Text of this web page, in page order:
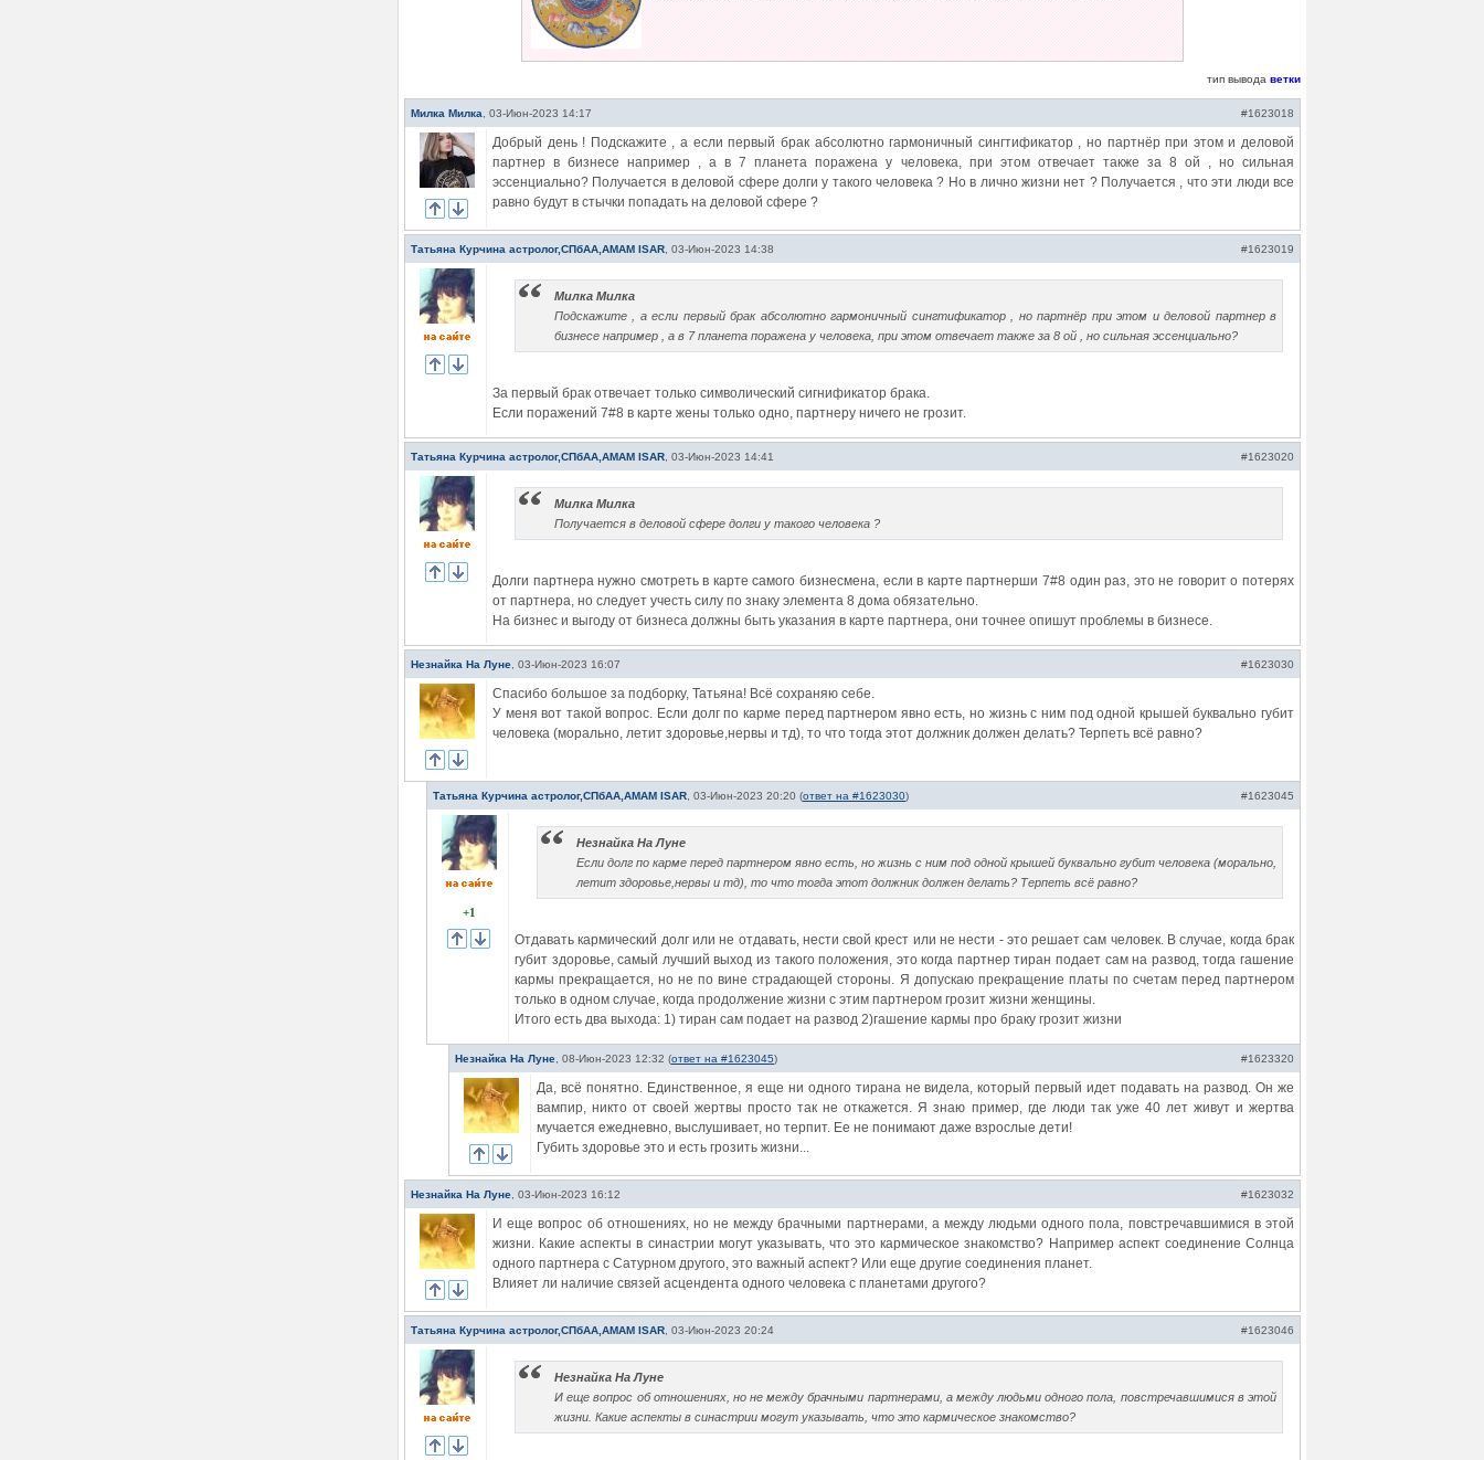
тип вывода ветки
#1623018
Милка Милка 03-Июн-2023 14:17
Добрый день ! Подскажите , а если первый брак абсолютно гармоничный сингтификатор , но партнёр при этом и деловой
партнер в бизнесе например , а в 7 планета поражена у человека, при этом отвечает также за 8 ой , но сильная
эссенциально? Получается в деловой сфере долги у такого человека ? Но в лично жизни нет ? Получается , что эти люди все
равно будут в стычки попадать на деловой сфере ?
#1623019
Татьяна Курчина астролог,СПбАА,АМАМ ISAR 03-Июн-2023 14:38
Милка Милка
Подскажите , а если первый брак абсолютно гармоничный сингтификатор , но партнёр при этом и деловой партнер в
бизнесе например , а в 7 планета поражена у человека, при этом отвечает также за 8 ой , но сильная эссенциально?
За первый брак отвечает только символический сигнификатор брака.
Если поражений 7#8 в карте жены только одно, партнеру ничего не грозит.
#1623020
Татьяна Курчина астролог,СПбАА,АМАМ ISAR 03-Июн-2023 14:41
Милка Милка
Получается в деловой сфере долги у такого человека ?
Долги партнера нужно смотреть в карте самого бизнесмена, если в карте партнерши 7#8 один раз, это не говорит о потерях
от партнера, но следует учесть силу по знаку элемента 8 дома обязательно.
На бизнес и выгоду от бизнеса должны быть указания в карте партнера, они точнее опишут проблемы в бизнесе.
#1623030
Незнайка На Луне 03-Июн-2023 16:07
Спасибо большое за подборку, Татьяна! Всё сохраняю себе.
У меня вот такой вопрос. Если долг по карме перед партнером явно есть, но жизнь с ним под одной крышей буквально губит
человека (морально, летит здоровье,нервы и тд), то что тогда этот должник должен делать? Терпеть всё равно?
#1623045
Татьяна Курчина астролог,СПбАА,АМАМ ISAR 03-Июн-2023 20:20 (ответ на #1623030)
+1
Незнайка На Луне
Если долг по карме перед партнером явно есть, но жизнь с ним под одной крышей буквально губит человека (морально,
летит здоровье,нервы и тд), то что тогда этот должник должен делать? Терпеть всё равно?
Отдавать кармический долг или не отдавать, нести свой крест или не нести - это решает сам человек. В случае, когда брак
губит здоровье, самый лучший выход из такого положения, это когда партнер тиран подает сам на развод, тогда гашение
кармы прекращается, но не по вине страдающей стороны. Я допускаю прекращение платы по счетам перед партнером
только в одном случае, когда продолжение жизни с этим партнером грозит жизни женщины.
Итого есть два выхода: 1) тиран сам подает на развод 2)гашение кармы про браку грозит жизни
#1623320
Незнайка На Луне 08-Июн-2023 12:32 (ответ на #1623045)
Да, всё понятно. Единственное, я еще ни одного тирана не видела, который первый идет подавать на развод. Он же
вампир, никто от своей жертвы просто так не откажется. Я знаю пример, где люди так уже 40 лет живут и жертва
мучается ежедневно, выслушивает, но терпит. Ее не понимают даже взрослые дети!
Губить здоровье это и есть грозить жизни...
#1623032
Незнайка На Луне 03-Июн-2023 16:12
И еще вопрос об отношениях, но не между брачными партнерами, а между людьми одного пола, повстречавшимися в этой
жизни. Какие аспекты в синастрии могут указывать, что это кармическое знакомство? Например аспект соединение Солнца
одного партнера с Сатурном другого, это важный аспект? Или еще другие соединения планет.
Влияет ли наличие связей асцендента одного человека с планетами другого?
#1623046
Татьяна Курчина астролог,СПбАА,АМАМ ISAR 03-Июн-2023 20:24
Незнайка На Луне
И еще вопрос об отношениях, но не между брачными партнерами, а между людьми одного пола, повстречавшимися в этой
жизни. Какие аспекты в синастрии могут указывать, что это кармическое знакомство?